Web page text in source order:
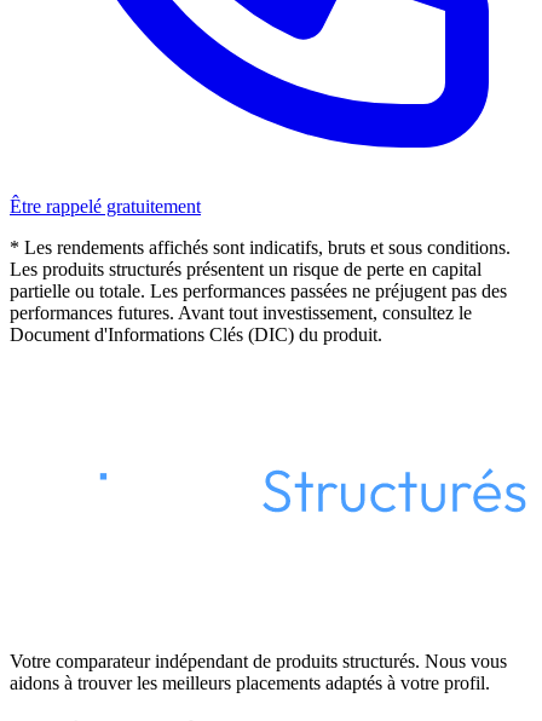
Être rappelé gratuitement
* Les rendements affichés sont indicatifs, bruts et sous conditions.
Les produits structurés présentent un risque de perte en capital
partielle ou totale. Les performances passées ne préjugent pas des
performances futures. Avant tout investissement, consultez le
Document d'Informations Clés (DIC) du produit.
Votre comparateur indépendant de produits structurés. Nous vous
aidons à trouver les meilleurs placements adaptés à votre profil.